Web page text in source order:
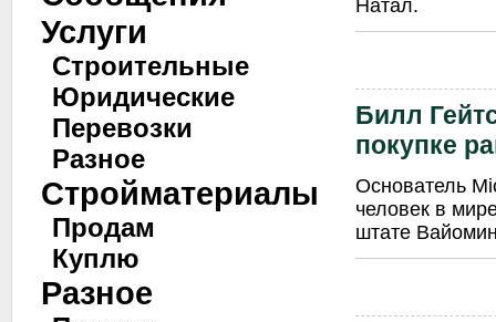
Услуги
Строительные
Юридические
Перевозки
Разное
Стройматериалы
Продам
Куплю
Разное
Натал.
Билл
покупке
Основатель
человек в
штате